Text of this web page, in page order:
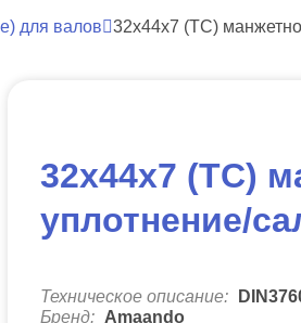
для валов 32х44х7 (TC)
32х44х7 (TC)
уплотнение/
Техническое описание:
Бренд: Amaando